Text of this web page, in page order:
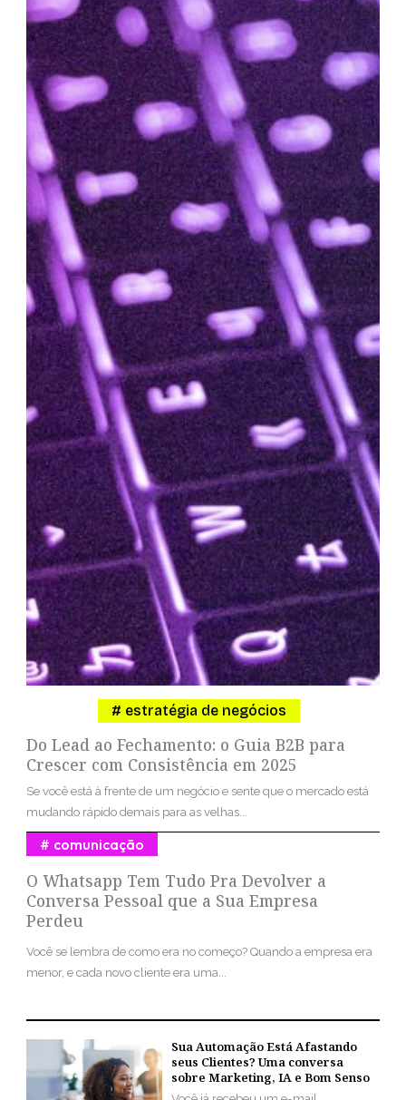
Do Lead ao Fechamento: o Guia B2B para
Crescer com Consistência em 2025
estratégia de negócios
Se você está à frente de um negócio e sente que o mercado está
mudando rápido demais para as velhas...
O Whatsapp Tem Tudo Pra Devolver a
Conversa Pessoal que a Sua Empresa
Perdeu
comunicação
Você se lembra de como era no começo? Quando a empresa era
menor, e cada novo cliente era uma...
Sua Automação Está Afastando
seus Clientes? Uma conversa
sobre Marketing, IA e Bom Senso